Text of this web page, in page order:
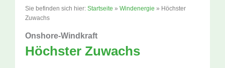
Sie befinden sich hier: Startseite » Windenergie » Höchster
Zuwachs
Onshore-Windkraft
Höchster Zuwachs